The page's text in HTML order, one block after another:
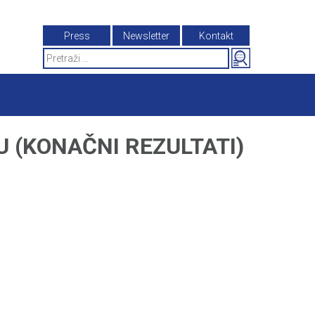
Press Newsletter
Kontakt
Search
for:
(KONAČNI REZULTATI)